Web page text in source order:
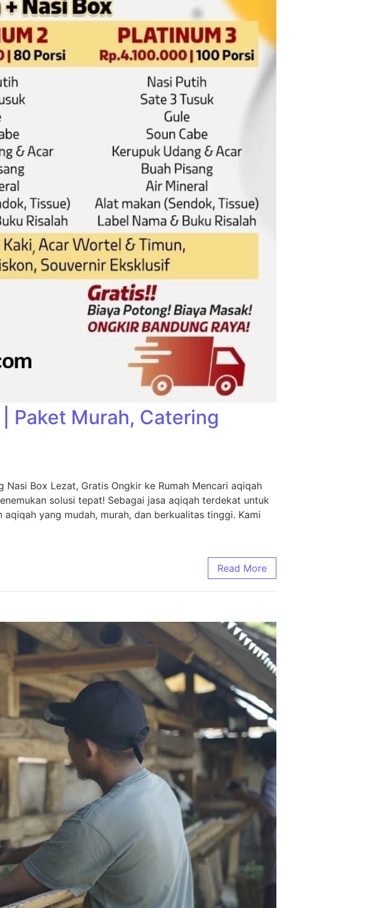
Paket Murah, Catering
Box Lezat, Gratis Ongkir ke Rumah Mencari aqiqah
solusi tepat! Sebagai jasa aqiqah terdekat untuk
yang mudah, murah, dan berkualitas tinggi. Kami
Read More